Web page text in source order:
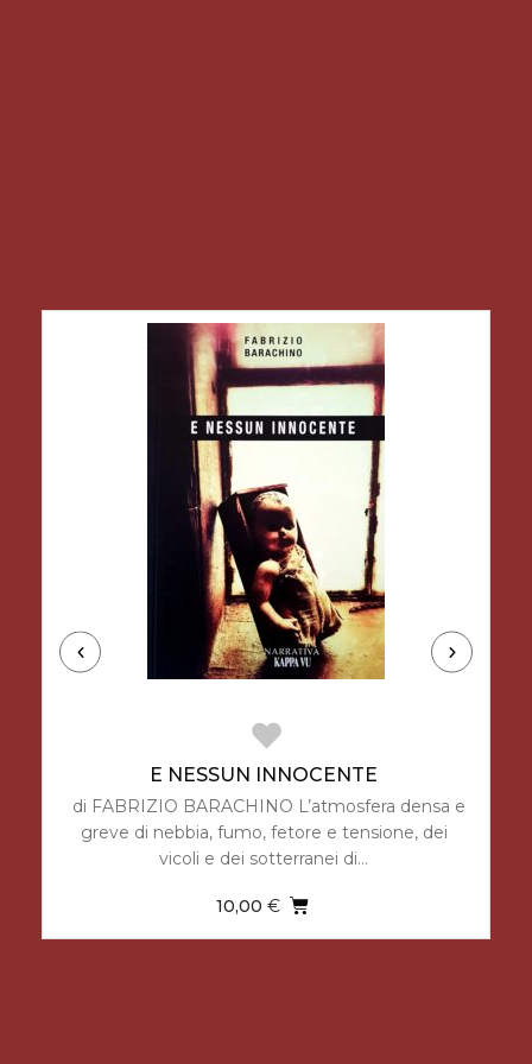
E NESSUN INNOCENTE
di FABRIZIO BARACHINO L’atmosfera densa e
greve di nebbia, fumo, fetore e tensione, dei
vicoli e dei sotterranei di…
10,00 €